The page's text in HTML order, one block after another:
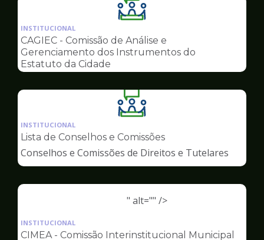
Ilustração
da
pagina
de
INSTITUCIONAL
CAGIEC - Comissão de Análise e
Gerenciamento dos Instrumentos do
Estatuto da Cidade
Ilustração
da
pagina
de
Conselhos
INSTITUCIONAL
Lista de Conselhos e Comissões
Conselhos e Comissões de Direitos e Tutelares
" alt="" />
Ilustração
pagina
INSTITUCIONAL
CIMEA - Comissão Interinstitucional Municipal